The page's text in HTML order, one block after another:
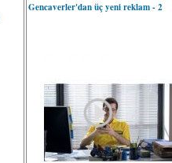
Gencaverler'dan üç yeni reklam - 2